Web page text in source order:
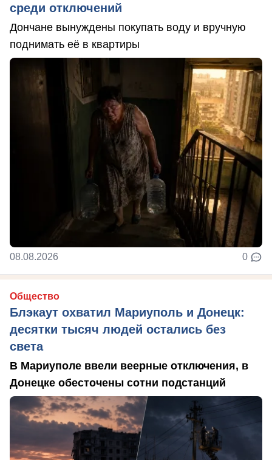
среди отключений
Дончане вынуждены покупать воду и вручную
поднимать её в квартиры
08.08.2026 0
Общество
Блэкаут охватил Мариуполь и Донецк:
десятки тысяч людей остались без
света
В Мариуполе ввели веерные отключения, в
Донецке обесточены сотни подстанций